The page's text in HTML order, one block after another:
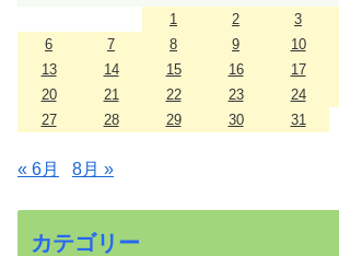
1
2 3
6
7 8 9 10
13
14 15 16 17
20
21 22 23 24
27
28 29 30 31
« 6月 8月 »
カテゴリー